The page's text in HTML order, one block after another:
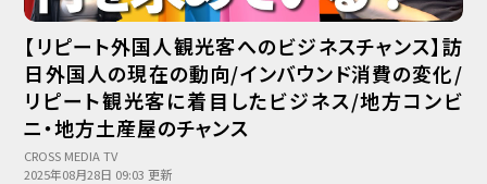
【リピート外国人観光客へのビジネスチャンス】訪
日外国人の現在の動向/インバウンド消費の変化/
リピート観光客に着目したビジネス/地方コンビ
ニ・地方土産屋のチャンス
CROSS MEDIA TV
2025年08月28日 09:03 更新